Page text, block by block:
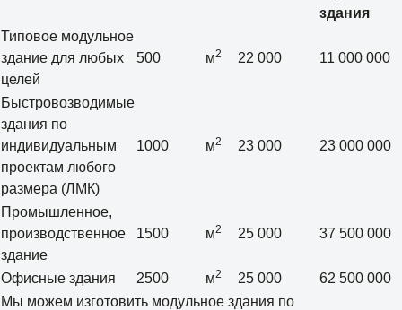
здания
Типовое модульное
здание для любых
целей
500 м2 22 000 11 000 000
Быстровозводимые
здания по
индивидуальным
проектам любого
размера (ЛМК)
1000 м2 23 000 23 000 000
Промышленное,
производственное
здание
1500 м2 25 000 37 500 000
Офисные здания 2500 м2 25 000
62 500 000
Мы можем изготовить модульное здания по